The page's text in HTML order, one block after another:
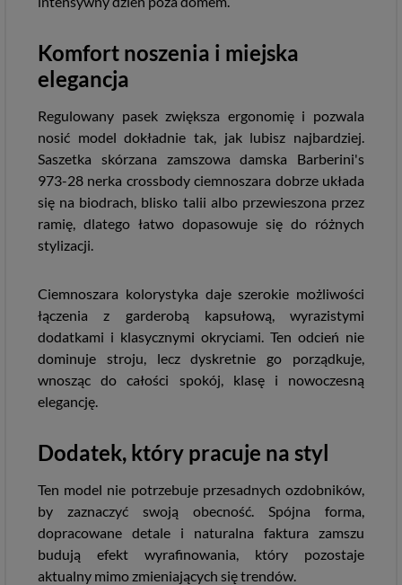
Komfort noszenia i miejska
elegancja
Regulowany pasek zwiększa ergonomię i pozwala
nosić model dokładnie tak, jak lubisz najbardziej.
Saszetka skórzana zamszowa damska Barberini's
973-28 nerka crossbody ciemnoszara dobrze układa
się na biodrach, blisko talii albo przewieszona przez
ramię, dlatego łatwo dopasowuje się do różnych
stylizacji.
Ciemnoszara kolorystyka daje szerokie możliwości
łączenia z garderobą kapsułową, wyrazistymi
dodatkami i klasycznymi okryciami. Ten odcień nie
dominuje stroju, lecz dyskretnie go porządkuje,
wnosząc do całości spokój, klasę i nowoczesną
elegancję.
Dodatek, który pracuje na styl
Ten model nie potrzebuje przesadnych ozdobników,
by zaznaczyć swoją obecność. Spójna forma,
dopracowane detale i naturalna faktura zamszu
budują efekt wyrafinowania, który pozostaje
aktualny mimo zmieniających się trendów.